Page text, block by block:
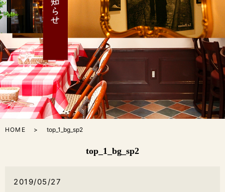
HOME top_1_bg_sp2
top_1_bg_sp2
2019/05/27